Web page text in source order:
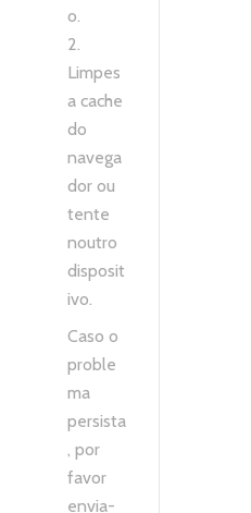
o.
2.
Limpes
a cache
do
navega
dor ou
tente
noutro
disposit
ivo.
Caso o
proble
ma
persista
, por
favor
envia-